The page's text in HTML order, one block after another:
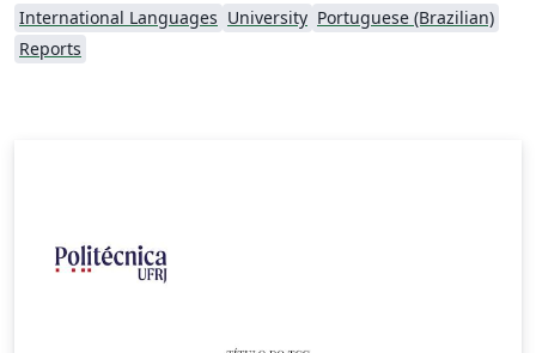
International Languages University Portuguese (Brazilian)
Reports